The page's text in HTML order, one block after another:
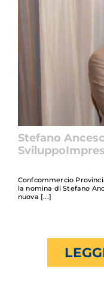
Stefano
Confcommercio
la nomina di Stefano
nuova